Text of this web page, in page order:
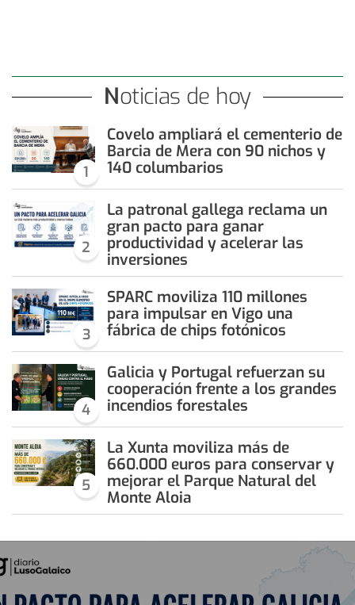
Noticias de hoy
1
Covelo ampliará el cementerio de
Barcia de Mera con 90 nichos y
140 columbarios
2
La patronal gallega reclama un
gran pacto para ganar
productividad y acelerar las
inversiones
3
SPARC moviliza 110 millones
para impulsar en Vigo una
fábrica de chips fotónicos
4
Galicia y Portugal refuerzan su
cooperación frente a los grandes
incendios forestales
5
La Xunta moviliza más de
660.000 euros para conservar y
mejorar el Parque Natural del
Monte Aloia